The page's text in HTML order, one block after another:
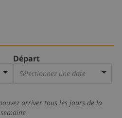
Départ
Sélectionnez une date
arriver tous les jours de la
semaine